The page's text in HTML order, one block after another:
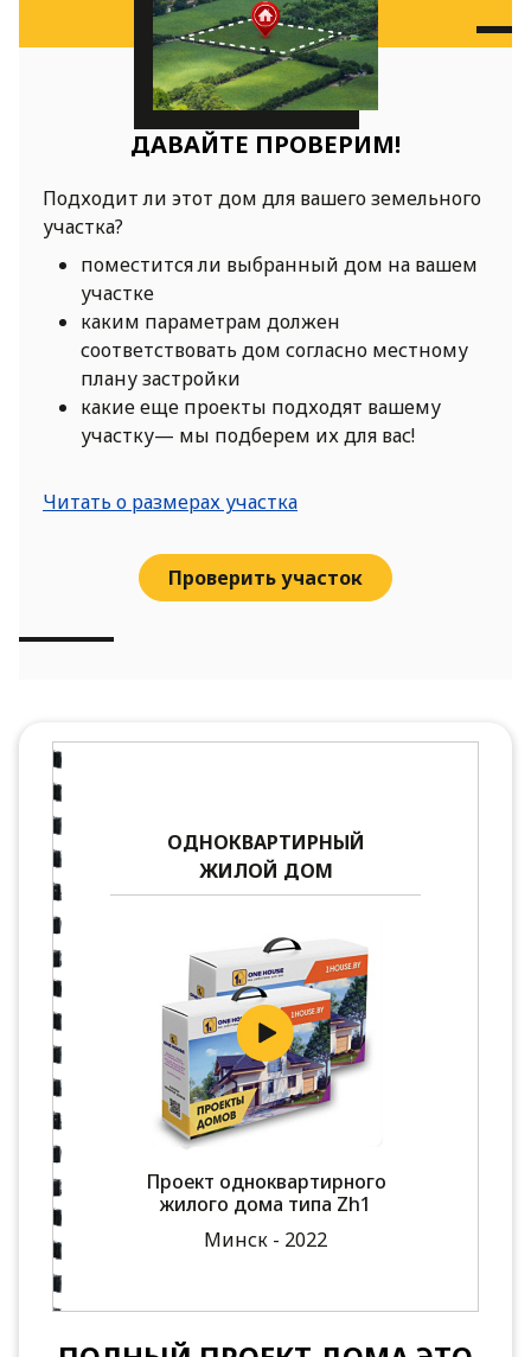
ДАВАЙТЕ ПРОВЕРИМ!
Подходит ли этот дом для вашего земельного
участка?
поместится ли выбранный дом на вашем
участке
каким параметрам должен
соответствовать дом согласно местному
плану застройки
какие еще проекты подходят вашему
участку— мы подберем их для вас!
Читать о размерах участка
Проверить участок
ОДНОКВАРТИРНЫЙ
ЖИЛОЙ ДОМ
Проект одноквартирного
жилого дома типа Zh1
Минск - 2022